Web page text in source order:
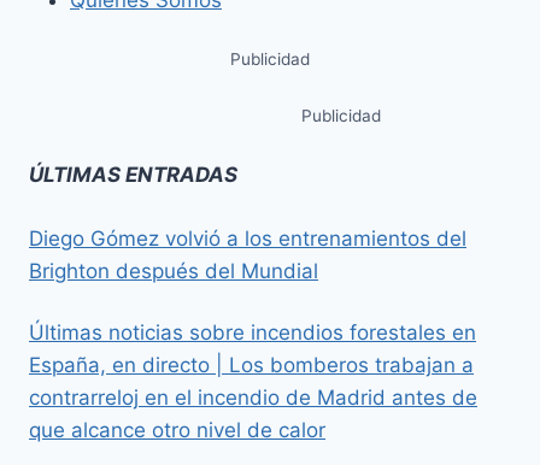
Publicidad
Publicidad
ÚLTIMAS ENTRADAS
Diego Gómez volvió a los entrenamientos del
Brighton después del Mundial
Últimas noticias sobre incendios forestales en
España, en directo | Los bomberos trabajan a
contrarreloj en el incendio de Madrid antes de
que alcance otro nivel de calor